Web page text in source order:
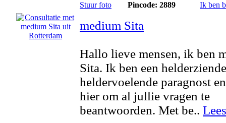
Stuur foto Pincode: 2889 Ik ben
medium Sita
Hallo lieve mensen, ik ben
Sita. Ik ben een
heldervoelende paragnost
hier om al jullie vragen te
beantwoorden. Met be..